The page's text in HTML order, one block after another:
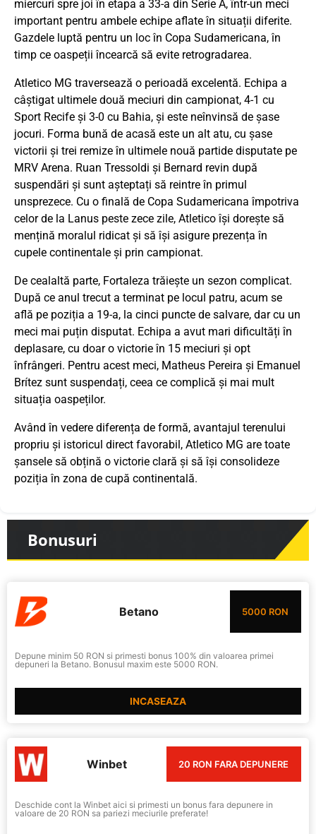
miercuri spre joi în etapa a 33-a din Serie A, într-un meci
important pentru ambele echipe aflate în situații diferite.
Gazdele luptă pentru un loc în Copa Sudamericana, în
timp ce oaspeții încearcă să evite retrogradarea.
Atletico MG traversează o perioadă excelentă. Echipa a
câștigat ultimele două meciuri din campionat, 4-1 cu
Sport Recife și 3-0 cu Bahia, și este neînvinsă de șase
jocuri. Forma bună de acasă este un alt atu, cu șase
victorii și trei remize în ultimele nouă partide disputate pe
MRV Arena. Ruan Tressoldi și Bernard revin după
suspendări și sunt așteptați să reintre în primul
unsprezece. Cu o finală de Copa Sudamericana împotriva
celor de la Lanus peste zece zile, Atletico își dorește să
mențină moralul ridicat și să își asigure prezența în
cupele continentale și prin campionat.
De cealaltă parte, Fortaleza trăiește un sezon complicat.
După ce anul trecut a terminat pe locul patru, acum se
află pe poziția a 19-a, la cinci puncte de salvare, dar cu un
meci mai puțin disputat. Echipa a avut mari dificultăți în
deplasare, cu doar o victorie în 15 meciuri și opt
înfrângeri. Pentru acest meci, Matheus Pereira și Emanuel
Brítez sunt suspendați, ceea ce complică și mai mult
situația oaspeților.
Având în vedere diferența de formă, avantajul terenului
propriu și istoricul direct favorabil, Atletico MG are toate
șansele să obțină o victorie clară și să își consolideze
poziția în zona de cupă continentală.
Bonusuri
Betano 5000 RON
Depune minim 50 RON si primesti bonus 100% din valoarea primei
depuneri la Betano. Bonusul maxim este 5000 RON.
INCASEAZA
Winbet 20 RON FARA DEPUNERE
Deschide cont la Winbet aici si primesti un bonus fara depunere in
valoare de 20 RON sa pariezi meciurile preferate!